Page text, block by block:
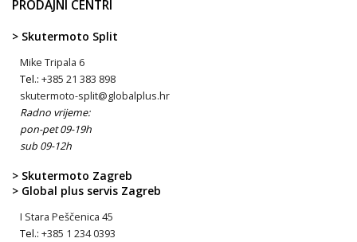
PRODAJNI CENTRI
> Skutermoto Split
Mike Tripala 6
Tel.: +385 21 383 898
skutermoto-split@globalplus.hr
Radno vrijeme:
pon-pet 09-19h
sub 09-12h
> Skutermoto Zagreb
> Global plus servis Zagreb
I Stara Peščenica 45
Tel.: +385 1 234 0393